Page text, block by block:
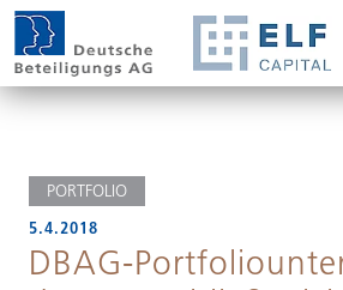
PORTFOLIO
5.4.2018
DBAG-